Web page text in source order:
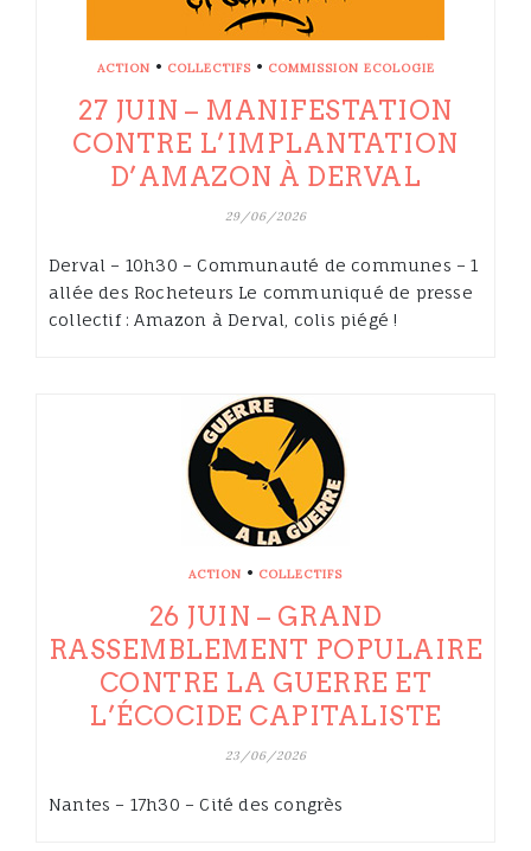
ACTION • COLLECTIFS• COMMISSION ECOLOGIE
27 JUIN – MANIFESTATION
CONTRE L’IMPLANTATION
D’AMAZON À DERVAL
29/06/2026
Derval – 10h30 – Communauté de communes – 1
allée des Rocheteurs Le communiqué de presse
collectif : Amazon à Derval, colis piégé !
ACTION • COLLECTIFS
26 JUIN – GRAND
RASSEMBLEMENT POPULAIRE
CONTRE LA GUERRE ET
L’ÉCOCIDE CAPITALISTE
23/06/2026
Nantes – 17h30 – Cité des congrès